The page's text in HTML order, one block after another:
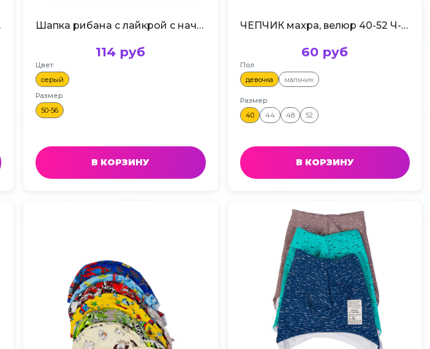
3 Шапка рибана с лайкрой с начесом 50-56
114 руб
Цвет
серый
Размер
50-56
В КОРЗИНУ
ЧЕПЧИК махра, велюр 40-52 Ч-003
60 руб
Пол
девочка
мальчик
Размер
40
44 48 52
В КОРЗИНУ